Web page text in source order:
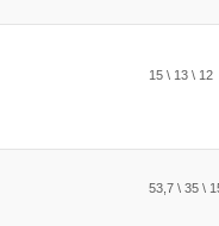
15 \ 13 \ 12
53,7 \ 35 \